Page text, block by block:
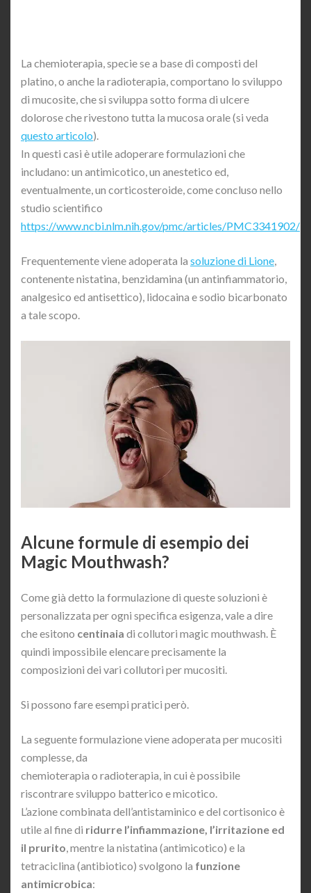
La chemioterapia, specie se a base di composti del
platino, o anche la radioterapia, comportano lo sviluppo
di mucosite, che si sviluppa sotto forma di ulcere
dolorose che rivestono tutta la mucosa orale (si veda
questo articolo).
In questi casi è utile adoperare formulazioni che
includano: un antimicotico, un anestetico ed,
eventualmente, un corticosteroide, come concluso nello
studio scientifico
https://www.ncbi.nlm.nih.gov/pmc/articles/PMC3341902/
Frequentemente viene adoperata la soluzione di Lione,
contenente nistatina, benzidamina (un antinfiammatorio,
analgesico ed antisettico), lidocaina e sodio bicarbonato
a tale scopo.
Alcune formule di esempio dei
Magic Mouthwash?
Come già detto la formulazione di queste soluzioni è
personalizzata per ogni specifica esigenza, vale a dire
che esitono centinaia di collutori magic mouthwash. È
quindi impossibile elencare precisamente la
composizioni dei vari collutori per mucositi.
Si possono fare esempi pratici però.
La seguente formulazione viene adoperata per mucositi
complesse, da
chemioterapia o radioterapia, in cui è possibile
riscontrare sviluppo batterico e micotico.
L’azione combinata dell’antistaminico e del cortisonico è
utile al fine di ridurre l’infiammazione, l’irritazione ed
il prurito, mentre la nistatina (antimicotico) e la
tetraciclina (antibiotico) svolgono la funzione
antimicrobica: